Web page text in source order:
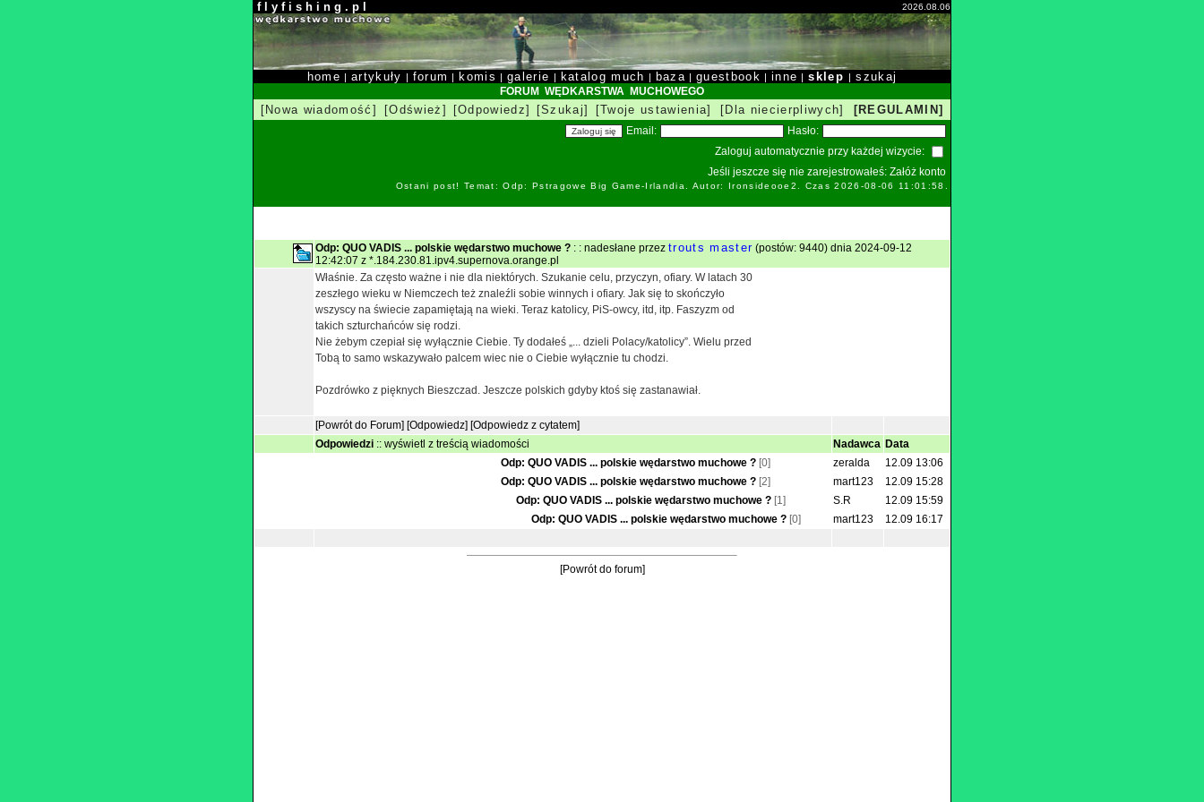
f l y f i s h i n g . p l 2026.08.06
home |artykuły | forum | komis |galerie | katalog much | baza | guestbook | inne |sklep |szukaj
FORUM WĘDKARSTWA MUCHOWEGO
[Nowa wiadomość] [Odśwież] [Odpowiedz] [Szukaj] [Twoje ustawienia] [Dla niecierpliwych] [REGULAMIN]
Email:
Hasło:
Zaloguj automatycznie przy każdej wizycie:
Jeśli jeszcze się nie zarejestrowałeś: Załóż konto
Ostani post! Temat: Odp: Pstragowe Big Game-Irlandia. Autor: Ironsideоoe2. Czas 2026-08-06 11:01:58.
Odp: QUO VADIS ... polskie wędarstwo muchowe ? : : nadesłane przez trouts master (postów: 9440) dnia 2024-09-12
12:42:07 z *.184.230.81.ipv4.supernova.orange.pl
Właśnie. Za często ważne i nie dla niektórych. Szukanie celu, przyczyn, ofiary. W latach 30
zeszłego wieku w Niemczech też znaleźli sobie winnych i ofiary. Jak się to skończyło
wszyscy na świecie zapamiętają na wieki. Teraz katolicy, PiS-owcy, itd, itp. Faszyzm od
takich szturchańców się rodzi.
Nie żebym czepiał się wyłącznie Ciebie. Ty dodałeś „... dzieli Polacy/katolicy”. Wielu przed
Tobą to samo wskazywało palcem wiec nie o Ciebie wyłącznie tu chodzi.
Pozdrówko z pięknych Bieszczad. Jeszcze polskich gdyby ktoś się zastanawiał.
[Powrót do Forum] [Odpowiedz] [Odpowiedz z cytatem]
Odpowiedzi :: wyświetl z treścią wiadomości Nadawca Data
Odp: QUO VADIS ... polskie wędarstwo muchowe ? [0] zeralda
12.09 13:06
Odp: QUO VADIS ... polskie wędarstwo muchowe ? [2] mart123
12.09 15:28
Odp: QUO VADIS ... polskie wędarstwo muchowe ? [1] S.R
12.09 15:59
Odp: QUO VADIS ... polskie wędarstwo muchowe ? [0] mart123 12.09 16:17
[Powrót do forum]